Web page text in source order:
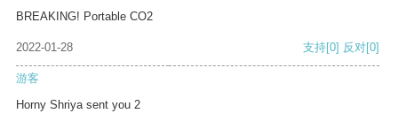
BREAKING! Portable CO2
2022-01-28 支持[0] 反对[0]
游客
Horny Shriya sent you 2